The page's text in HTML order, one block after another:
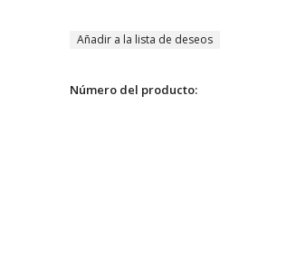
Añadir a la lista de deseos
Número del producto: